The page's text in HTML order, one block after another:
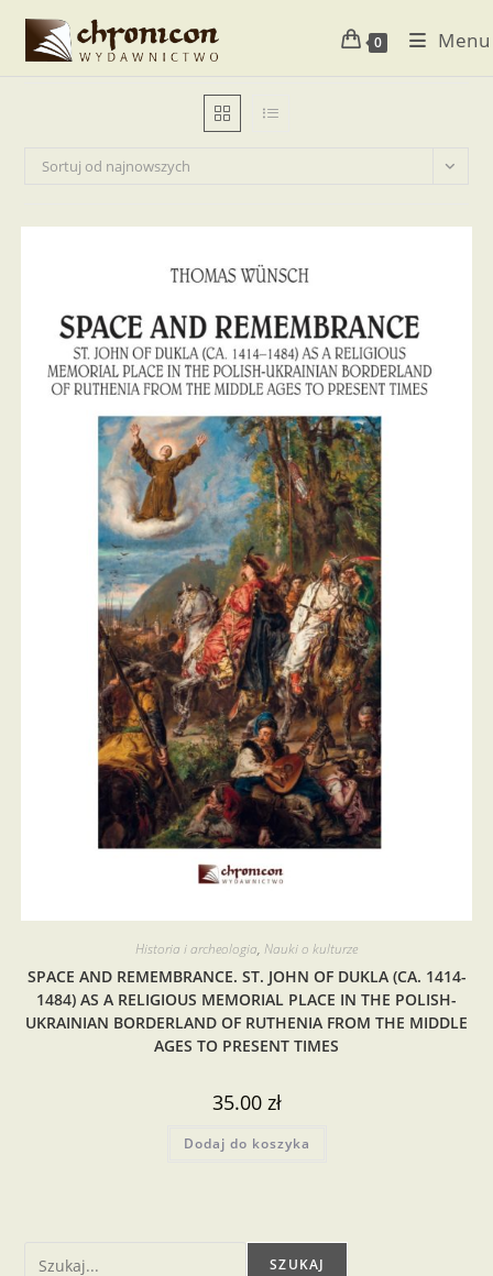
treści
0 Menu
Sortuj od najnowszych
Historia i archeologia, Nauki o kulturze
SPACE AND REMEMBRANCE. ST. JOHN OF DUKLA (CA. 1414-
1484) AS A RELIGIOUS MEMORIAL PLACE IN THE POLISH-
UKRAINIAN BORDERLAND OF RUTHENIA FROM THE MIDDLE
AGES TO PRESENT TIMES
35.00 zł
Dodaj do koszyka
Szukaj SZUKAJ